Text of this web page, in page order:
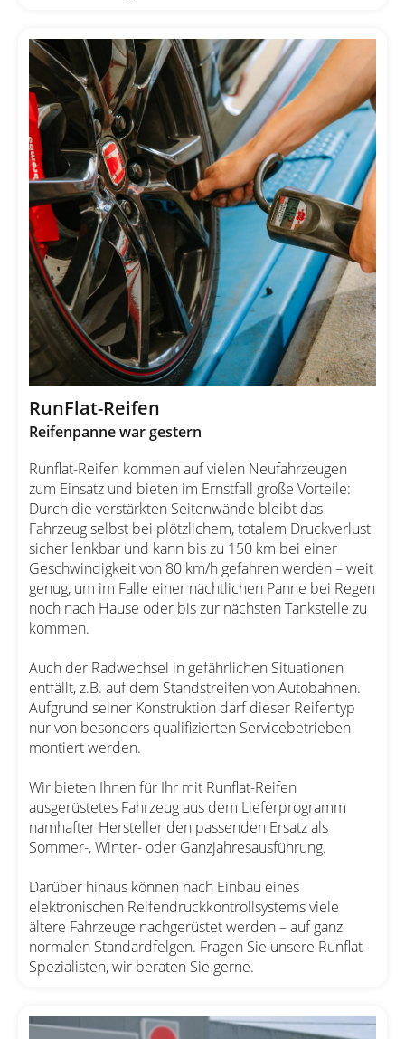
RunFlat-Reifen
Reifenpanne war gestern
Runflat-Reifen kommen auf vielen Neufahrzeugen
zum Einsatz und bieten im Ernstfall große Vorteile:
Durch die verstärkten Seitenwände bleibt das
Fahrzeug selbst bei plötzlichem, totalem Druckverlust
sicher lenkbar und kann bis zu 150 km bei einer
Geschwindigkeit von 80 km/h gefahren werden – weit
genug, um im Falle einer nächtlichen Panne bei Regen
noch nach Hause oder bis zur nächsten Tankstelle zu
kommen.
Auch der Radwechsel in gefährlichen Situationen
entfällt, z.B. auf dem Standstreifen von Autobahnen.
Aufgrund seiner Konstruktion darf dieser Reifentyp
nur von besonders qualifizierten Servicebetrieben
montiert werden.
Wir bieten Ihnen für Ihr mit Runflat-Reifen
ausgerüstetes Fahrzeug aus dem Lieferprogramm
namhafter Hersteller den passenden Ersatz als
Sommer-, Winter- oder Ganzjahresausführung.
Darüber hinaus können nach Einbau eines
elektronischen Reifendruckkontrollsystems viele
ältere Fahrzeuge nachgerüstet werden – auf ganz
normalen Standardfelgen. Fragen Sie unsere Runflat-
Spezialisten, wir beraten Sie gerne.